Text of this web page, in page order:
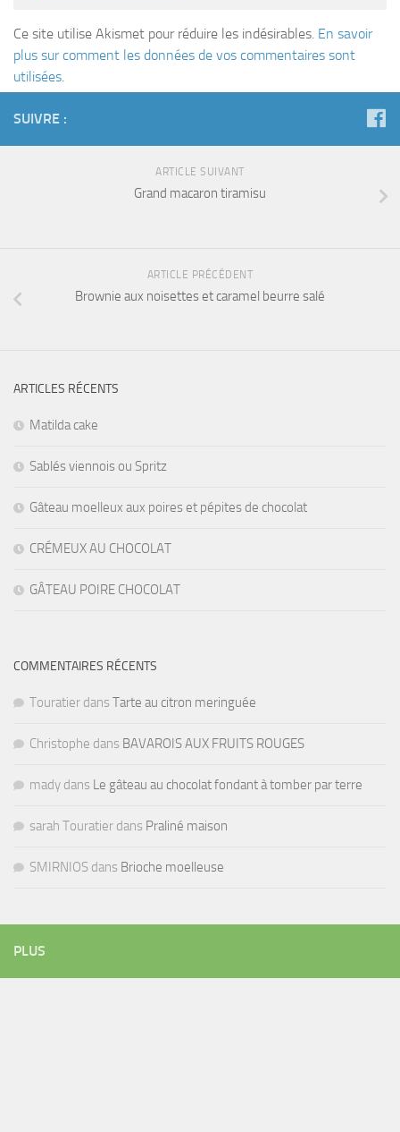
Ce site utilise Akismet pour réduire les indésirables. En savoir
plus sur comment les données de vos commentaires sont
utilisées.
SUIVRE :
ARTICLE SUIVANT
Grand macaron tiramisu
ARTICLE PRÉCÉDENT
Brownie aux noisettes et caramel beurre salé
ARTICLES RÉCENTS
Matilda cake
Sablés viennois ou Spritz
Gâteau moelleux aux poires et pépites de chocolat
CRÉMEUX AU CHOCOLAT
GÂTEAU POIRE CHOCOLAT
COMMENTAIRES RÉCENTS
Touratier dans Tarte au citron meringuée
Christophe dans BAVAROIS AUX FRUITS ROUGES
mady dans Le gâteau au chocolat fondant à tomber par terre
sarah Touratier dans Praliné maison
SMIRNIOS dans Brioche moelleuse
PLUS